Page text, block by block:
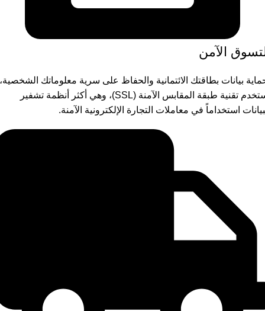
الآمن
بيانات بطاقتك الائتمانية والحفاظ على سرية معلوماتك الشخصية،
نستخدم تقنية طبقة المقابس الآمنة (SSL)، وهي أكثر أنظمة تشفير
استخداماً في معاملات التجارة الإلكترونية الآمنة.